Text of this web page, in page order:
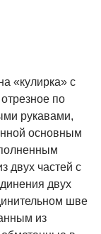
«кулирка» с
по
рукавами,
основным
двух частей с
двух
шве
из